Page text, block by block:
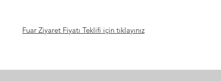
Fuar Ziyaret Fiyatı Teklifi için tıklayınız